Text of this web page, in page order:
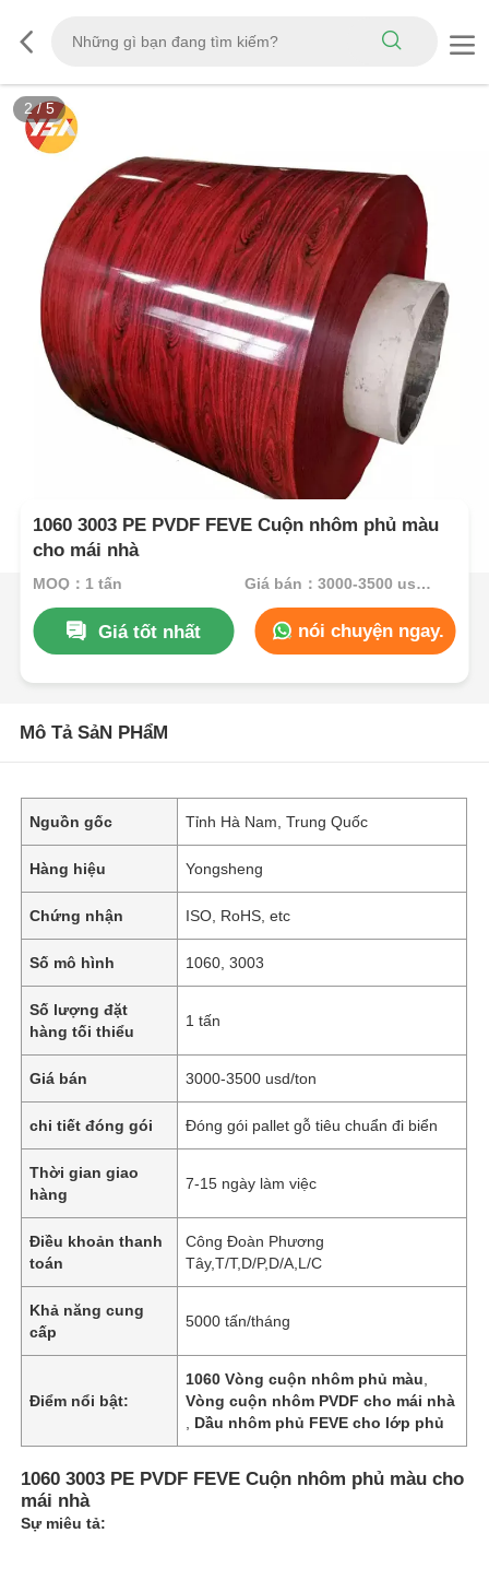
2/5
1060 3003 PE PVDF FEVE Cuộn nhôm phủ màu
cho mái nhà
MOQ：1 tấn Giá bán：3000-3500 usd/ton
Giá tốt nhất nói chuyện ngay.
Mô Tả SảN PHẩM
Nguồn gốc Tỉnh Hà Nam, Trung Quốc
Hàng hiệu Yongsheng
Chứng nhận ISO, RoHS, etc
Số mô hình 1060, 3003
Số lượng đặt
hàng tối thiểu
1 tấn
Giá bán 3000-3500 usd/ton
chi tiết đóng gói Đóng gói pallet gỗ tiêu chuẩn đi biển
Thời gian giao
hàng
7-15 ngày làm việc
Điều khoản thanh
toán
Công Đoàn Phương
Tây,T/T,D/P,D/A,L/C
Khả năng cung
cấp
5000 tấn/tháng
Điểm nổi bật:
1060 Vòng cuộn nhôm phủ màu
Vòng cuộn nhôm PVDF cho mái nhà
Dầu nhôm phủ FEVE cho lớp phủ
1060 3003 PE PVDF FEVE Cuộn nhôm phủ màu cho
mái nhà
Sự miêu tả: